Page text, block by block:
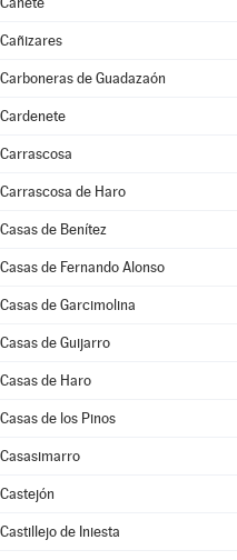
Cañizares
Carboneras de Guadazaón
Cardenete
Carrascosa
Carrascosa de Haro
Casas de Benítez
Casas de Fernando Alonso
Casas de Garcimolina
Casas de Guijarro
Casas de Haro
Casas de los Pinos
Casasimarro
Castejón
Castillejo de Iniesta